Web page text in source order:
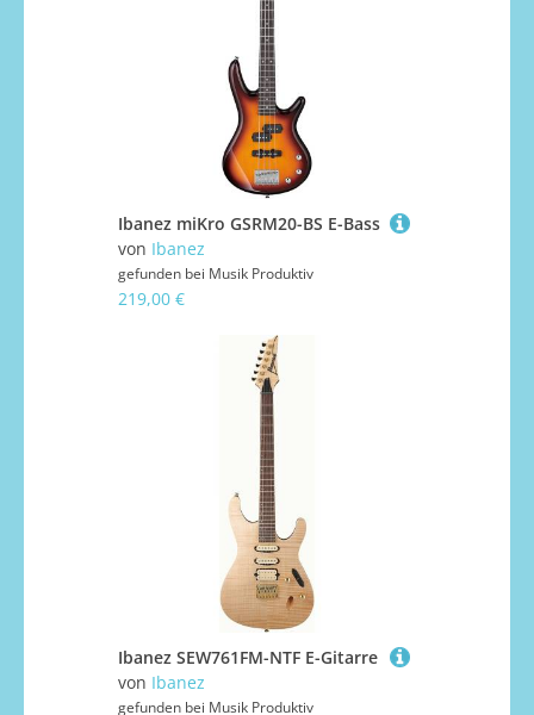
Ibanez miKro GSRM20-BS E-Bass
von Ibanez
gefunden bei Musik Produktiv
219,00 €
Ibanez SEW761FM-NTF E-Gitarre
von Ibanez
gefunden bei Musik Produktiv